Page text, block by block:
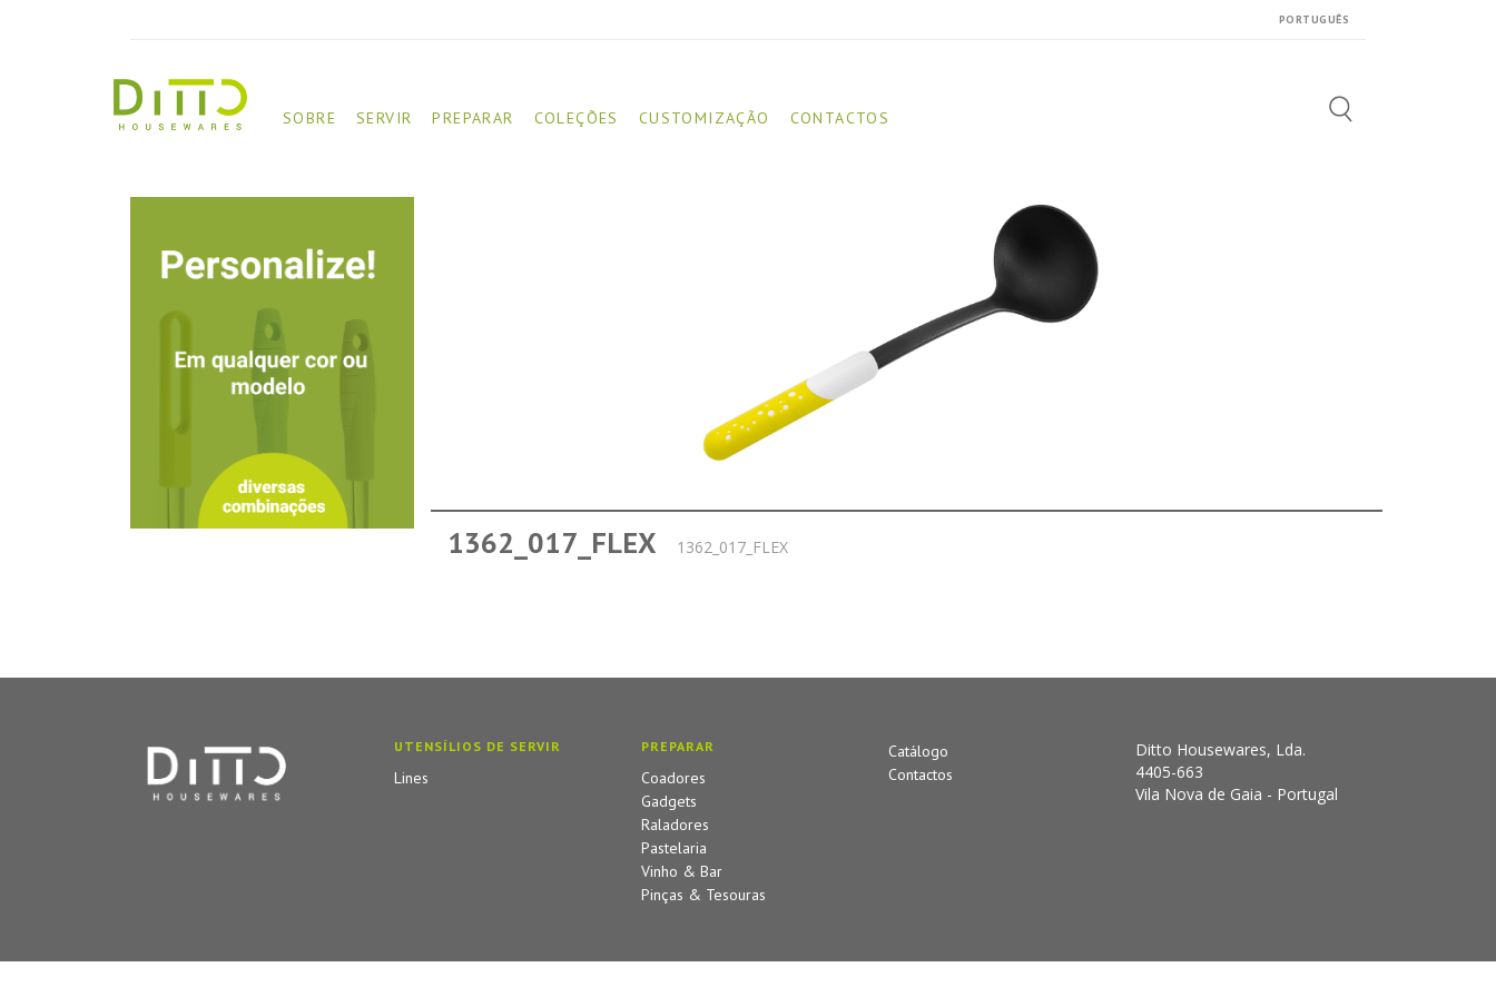
PORTUGUÊS
SOBRE SERVIR PREPARAR COLEÇÕES CUSTOMIZAÇÃO CONTACTOS
Search
1362_017_FLEX 1362_017_FLEX
UTENSÍLIOS DE SERVIR
Lines
PREPARAR
Coadores
Gadgets
Raladores
Pastelaria
Vinho & Bar
Pinças & Tesouras
Catálogo
Contactos
Ditto Housewares, Lda.
4405-663
Vila Nova de Gaia - Portugal